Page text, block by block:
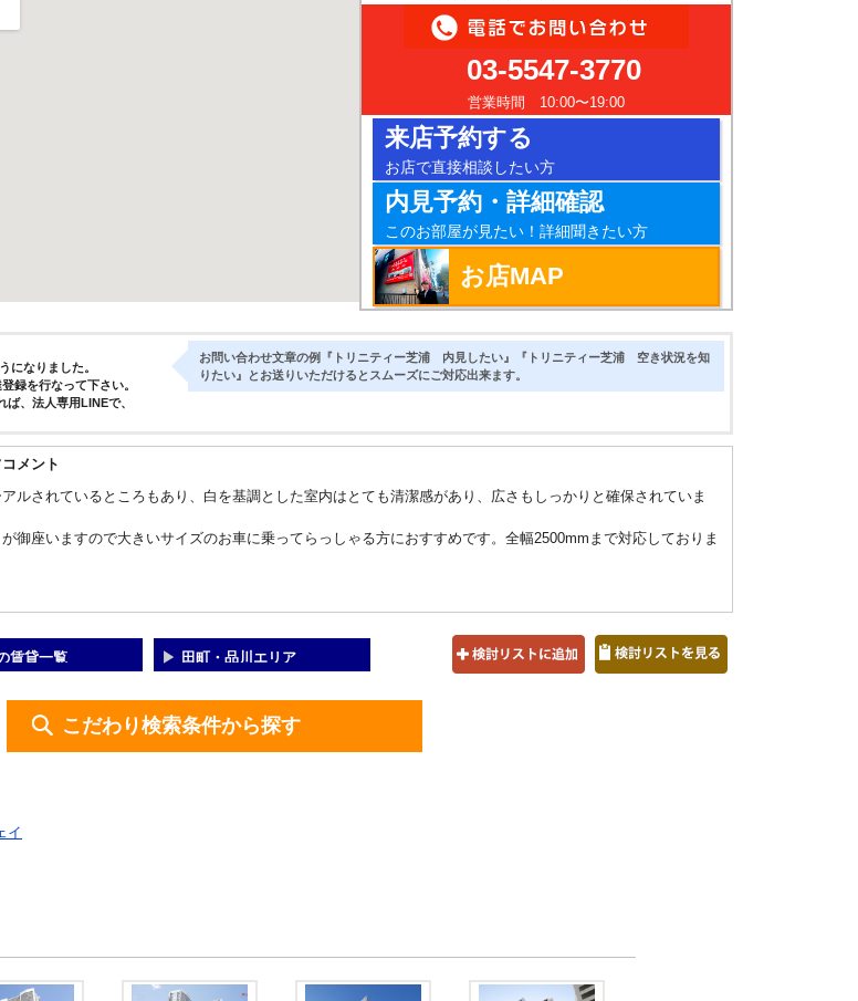
03-5547-3770
営業時間 10:00〜19:00
来店予約する
お店で直接相談したい方
内見予約・詳細確認
このお部屋が見たい！詳細聞きたい方
お店MAP
になりました。
録を行なって下さい。
、法人専用LINEで、
お問い合わせ文章の例『トリニティー芝浦 内見したい』『トリニティー芝浦 空き状況を知
りたい』とお送りいただけるとスムーズにご対応出来ます。
メント
ルされているところもあり、白を基調とした室内はとても清潔感があり、広さもしっかりと確保されていま
御座いますので大きいサイズのお車に乗ってらっしゃる方におすすめです。全幅2500mmまで対応しておりま
賃貸一覧 田町・品川エリア
こだわり検索条件から探す
イ